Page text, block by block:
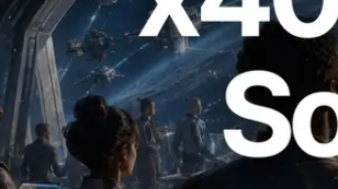
समर्थित Solana RPC लॉन्च
अब जरूरत के API के लिए ऑन-
सकते हैं